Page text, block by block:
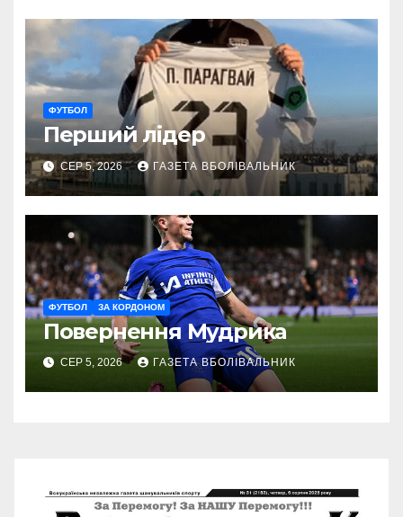
ФУТБОЛ
Перший лідер
СЕР 5, 2026 ГАЗЕТА ВБОЛІВАЛЬНИК
ФУТБОЛ ЗА КОРДОНОМ
Повернення Мудрика
СЕР 5, 2026 ГАЗЕТА ВБОЛІВАЛЬНИК